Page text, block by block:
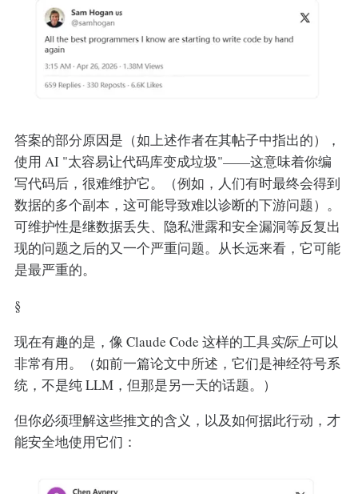
答案的部分原因是（如上述作者在其帖子中指出的），
使用 AI "太容易让代码库变成垃圾"——这意味着你编
写代码后，很难维护它。（例如，人们有时最终会得到
数据的多个副本，这可能导致难以诊断的下游问题）。
可维护性是继数据丢失、隐私泄露和安全漏洞等反复出
现的问题之后的又一个严重问题。从长远来看，它可能
是最严重的。
§
现在有趣的是，像 Claude Code 这样的工具实际上可以
非常有用。（如前一篇论文中所述，它们是神经符号系
统，不是纯 LLM，但那是另一天的话题。）
但你必须理解这些推文的含义，以及如何据此行动，才
能安全地使用它们：